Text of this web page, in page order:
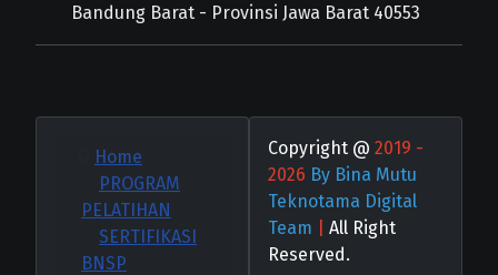
Bandung Barat - Provinsi Jawa Barat 40553
Home
PROGRAM
PELATIHAN
SERTIFIKASI
BNSP
Copyright @ 2019 -
2026 By Bina Mutu
Teknotama Digital
Team
All Right
Reserved.